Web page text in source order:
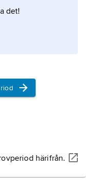
det!
härifrån.